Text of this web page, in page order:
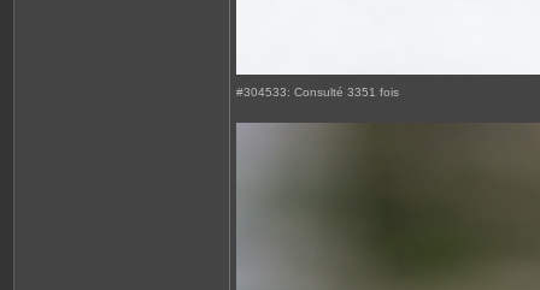
#304533: Consulté 3351 fois